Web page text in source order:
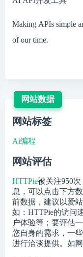
Making APIs simple
of our time.
网站数据
网站标签
Ai编程
网站评估
HTTPie被关注950次
息，可以点击下方
前数据，建议以爱
如：HTTPie的访问
户体验等；要评估
您自身的需求，一
进行洽谈提供。如